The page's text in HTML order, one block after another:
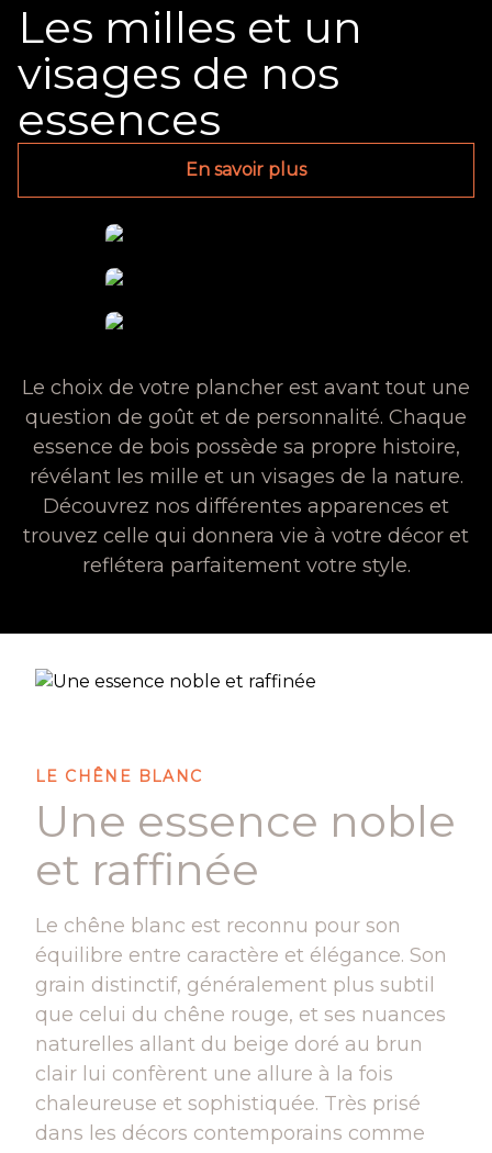
Les milles et un
visages de nos
essences
En savoir plus
Le choix de votre plancher est avant tout une
question de goût et de personnalité. Chaque
essence de bois possède sa propre histoire,
révélant les mille et un visages de la nature.
Découvrez nos différentes apparences et
trouvez celle qui donnera vie à votre décor et
reflétera parfaitement votre style.
LE CHÊNE BLANC
Une essence noble
et raffinée
Le chêne blanc est reconnu pour son
équilibre entre caractère et élégance. Son
grain distinctif, généralement plus subtil
que celui du chêne rouge, et ses nuances
naturelles allant du beige doré au brun
clair lui confèrent une allure à la fois
chaleureuse et sophistiquée. Très prisé
dans les décors contemporains comme